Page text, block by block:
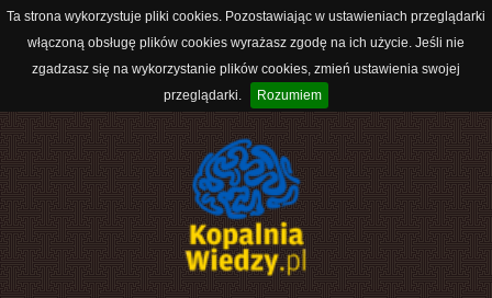
Ta strona wykorzystuje pliki cookies. Pozostawiając w ustawieniach przeglądarki
włączoną obsługę plików cookies wyrażasz zgodę na ich użycie. Jeśli nie
zgadzasz się na wykorzystanie plików cookies, zmień ustawienia swojej
przeglądarki.
Rozumiem